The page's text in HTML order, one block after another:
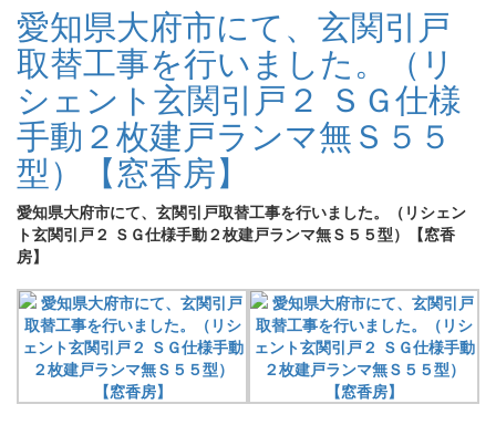
愛知県大府市にて、玄関引戸
取替工事を行いました。（リ
シェント玄関引戸２ ＳＧ仕様
手動２枚建戸ランマ無Ｓ５５
型）【窓香房】
愛知県大府市にて、玄関引戸取替工事を行いました。（リシェン
ト玄関引戸２ ＳＧ仕様手動２枚建戸ランマ無Ｓ５５型）【窓香
房】